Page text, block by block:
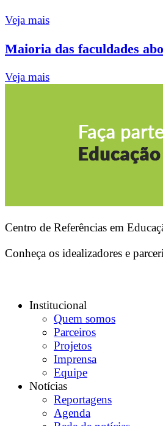
Veja mais
Maioria das faculdades
Veja mais
Centro de Referências em
Conheça os idealizadores e
Institucional
Quem somos
Parceiros
Projetos
Imprensa
Equipe
Notícias
Reportagens
Agenda